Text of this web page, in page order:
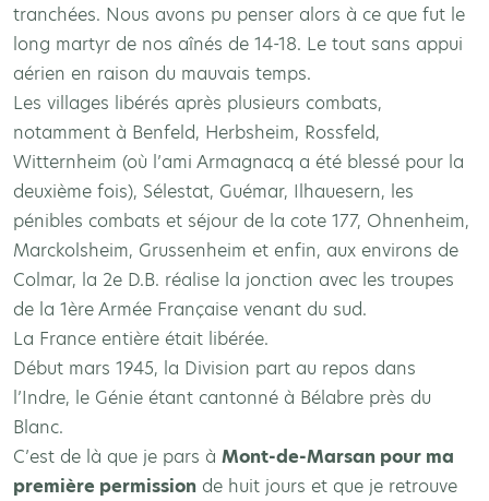
tranchées. Nous avons pu penser alors à ce que fut le
long martyr de nos aînés de 14-18. Le tout sans appui
aérien en raison du mauvais temps.
Les villages libérés après plusieurs combats,
notamment à Benfeld, Herbsheim, Rossfeld,
Witternheim (où l’ami Armagnacq a été blessé pour la
deuxième fois), Sélestat, Guémar, Ilhauesern, les
pénibles combats et séjour de la cote 177, Ohnenheim,
Marckolsheim, Grussenheim et enfin, aux environs de
Colmar, la 2e D.B. réalise la jonction avec les troupes
de la 1ère Armée Française venant du sud.
La France entière était libérée.
Début mars 1945, la Division part au repos dans
l’Indre, le Génie étant cantonné à Bélabre près du
Blanc.
C’est de là que je pars à Mont-de-Marsan pour ma
première permission de huit jours et que je retrouve